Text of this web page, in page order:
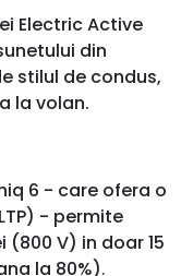
Electric Active
din
stilul de condus,
la volan.
6 - care ofera o
- permite
V) in doar 15
la 80%).